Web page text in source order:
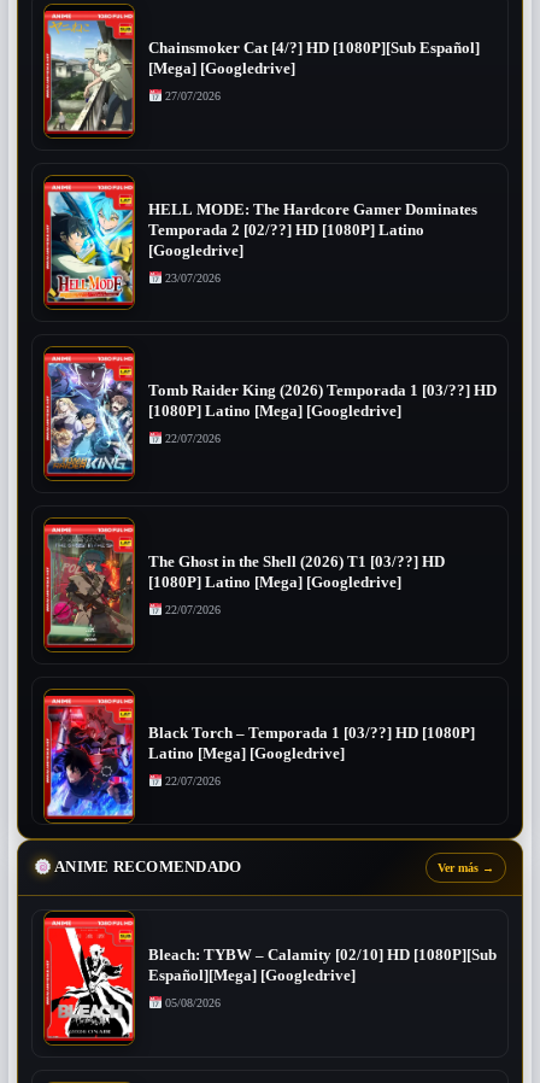
Chainsmoker Cat [4/?] HD [1080P][Sub Español]
[Mega] [Googledrive]
27/07/2026
HELL MODE: The Hardcore Gamer Dominates
Temporada 2 [02/??] HD [1080P] Latino
[Googledrive]
23/07/2026
Tomb Raider King (2026) Temporada 1 [03/??] HD
[1080P] Latino [Mega] [Googledrive]
22/07/2026
The Ghost in the Shell (2026) T1 [03/??] HD
[1080P] Latino [Mega] [Googledrive]
22/07/2026
Black Torch – Temporada 1 [03/??] HD [1080P]
Latino [Mega] [Googledrive]
22/07/2026
ANIME RECOMENDADO Ver más →
Bleach: TYBW – Calamity [02/10] HD [1080P][Sub
Español][Mega] [Googledrive]
05/08/2026